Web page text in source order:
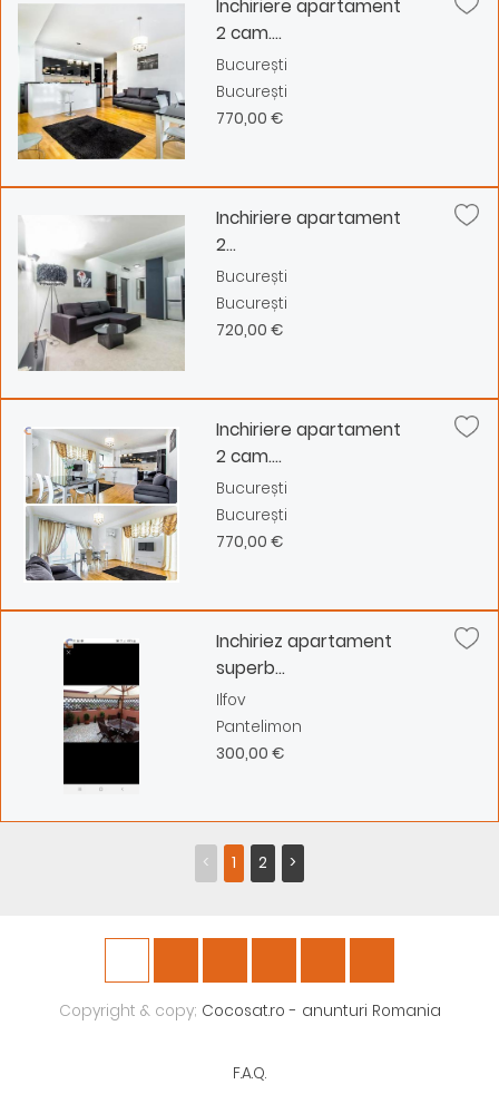
Inchiriere apartament
2 cam....
București
București
770,00 €
Inchiriere apartament
2...
București
București
720,00 €
Inchiriere apartament
2 cam....
București
București
770,00 €
Inchiriez apartament
superb...
Ilfov
Pantelimon
300,00 €
< 1 2 >
Copyright & copy; Cocosat.ro - anunturi Romania
F.A.Q.